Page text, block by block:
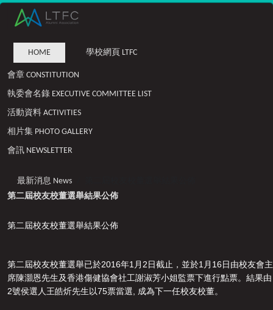
HOME 學校網頁 LTFC
會章 CONSTITUTION
執委會名錄 EXECUTIVE COMMITTEE LIST
活動資料 ACTIVITIES
相片集 PHOTO GALLERY
會訊 NEWSLETTER
最新消息 News
第二屆校友校董選舉結果公佈
第二屆校友校董選舉結果公佈
第二屆校友校董選舉已於2016年1 月 2 日截止 ， 並於1 月 16 日由校友會主
席陳灝恩先生及香港傷健協會社工謝淑芳小姐監票下進行點票。結果由
2號侯選人王皓炘先生以75票當選 成為下一任校友校董。